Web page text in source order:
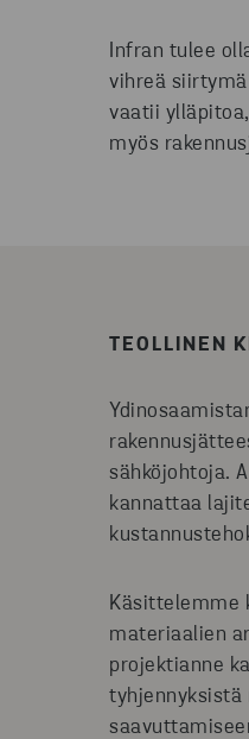
Infran tulee
vihreä
vaatii
myös
TEOLLINEN
sähköjohtoja.
kannattaa
Käsittelemme
materiaalien
projektianne
tyhjennyksistä